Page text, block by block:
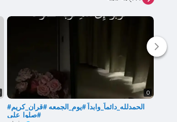
0
#الحمدلله_دائماً_وابداً #يوم_الجمعه #قران_كريم
#صلوا_على